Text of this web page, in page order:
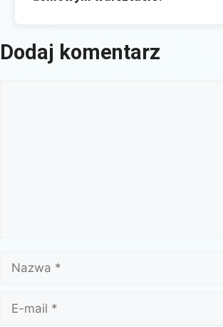
Dodaj komentarz
Nazwa
mail